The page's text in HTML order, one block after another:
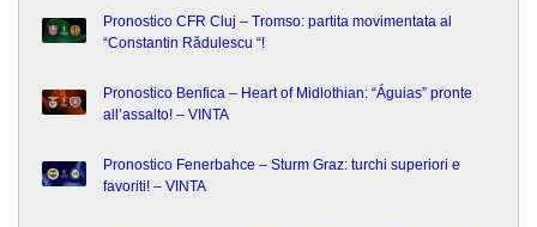
Pronostico CFR Cluj – Tromso: partita movimentata al
“Constantin Rădulescu “!
Pronostico Benfica – Heart of Midlothian: “Águias” pronte
all’assalto! – VINTA
Pronostico Fenerbahce – Sturm Graz: turchi superiori e
favoriti! – VINTA